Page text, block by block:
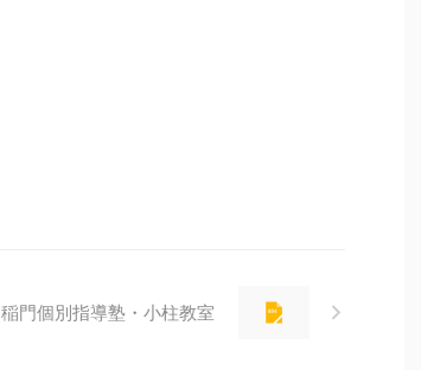
稲門個別指導塾・小柱教室